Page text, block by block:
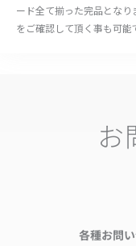
ード全て揃った完品とな
をご確認して頂く事も可能
お
各種お問